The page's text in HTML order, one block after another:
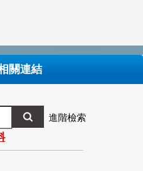
關連結
進階檢索